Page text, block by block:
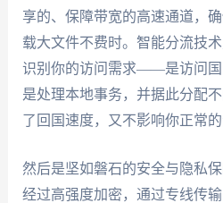
享的、保障带宽的高速通道，
载大文件不费时。智能分流技
识别你的访问需求——是访问国
是处理本地事务，并据此分配
了回国速度，又不影响你正常的
然后是坚如磐石的安全与隐私
经过高强度加密，通过专线传